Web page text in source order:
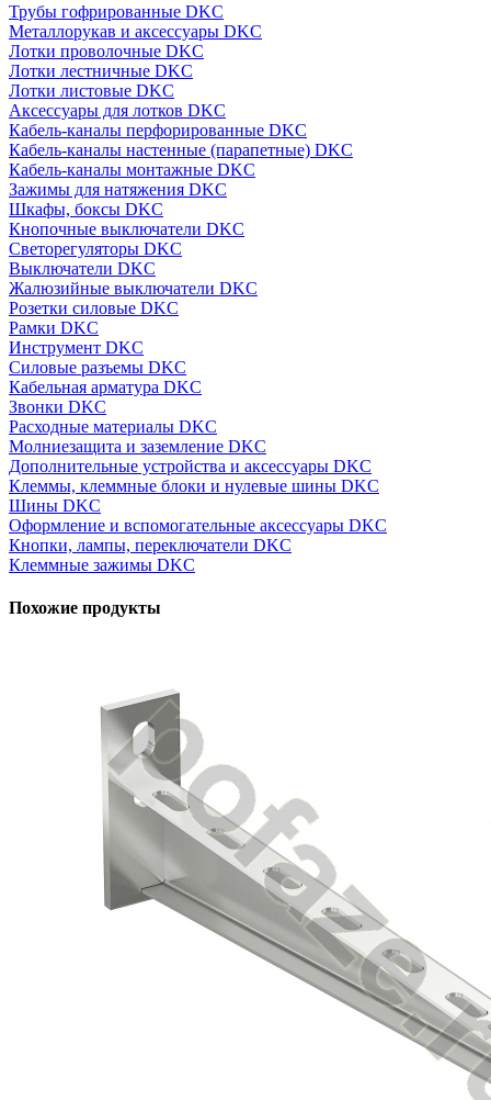
Трубы гофрированные DKC
Металлорукав и аксессуары DKC
Лотки проволочные DKC
Лотки лестничные DKC
Лотки листовые DKC
Аксессуары для лотков DKC
Кабель-каналы перфорированные DKC
Кабель-каналы настенные (парапетные) DKC
Кабель-каналы монтажные DKC
Зажимы для натяжения DKC
Шкафы, боксы DKC
Кнопочные выключатели DKC
Светорегуляторы DKC
Выключатели DKC
Жалюзийные выключатели DKC
Розетки силовые DKC
Рамки DKC
Инструмент DKC
Силовые разъемы DKC
Кабельная арматура DKC
Звонки DKC
Расходные материалы DKC
Молниезащита и заземление DKC
Дополнительные устройства и аксессуары DKC
Клеммы, клеммные блоки и нулевые шины DKC
Шины DKC
Оформление и вспомогательные аксессуары DKC
Кнопки, лампы, переключатели DKC
Клеммные зажимы DKC
Похожие продукты